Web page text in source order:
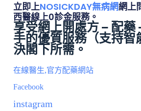
立即上NOSICKDAY無病網網上
西醫線上0診金服務。
享受網上開處方 – 配藥
手的優質服務（支持智
決閣下所需。
在線醫生,官方配藥網站
Facebook
instagram